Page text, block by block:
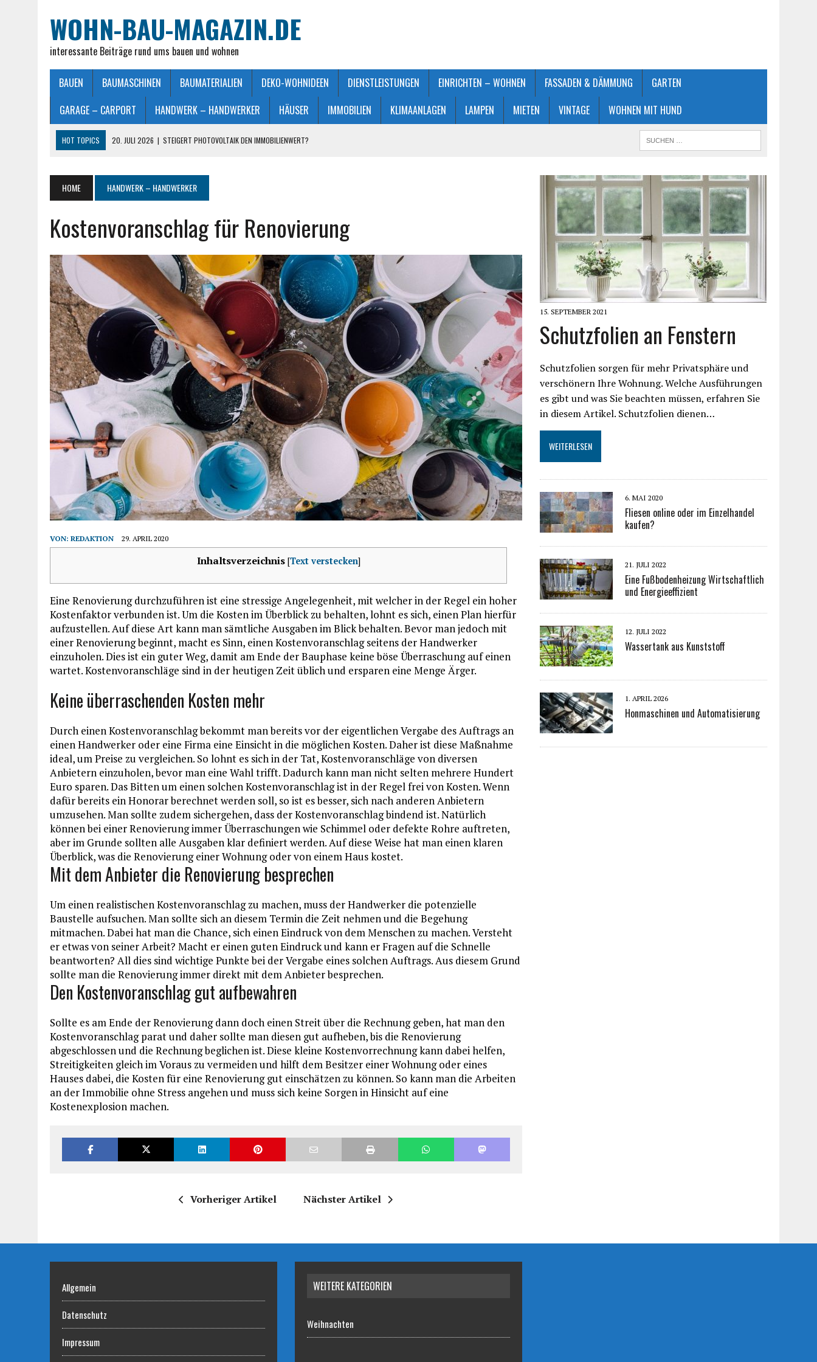
WOHN-BAU-MAGAZIN.DE
interessante Beiträge rund ums bauen und wohnen
BAUEN BAUMASCHINEN BAUMATERIALIEN DEKO-WOHNIDEEN DIENSTLEISTUNGEN EINRICHTEN – WOHNEN FASSADEN & DÄMMUNG
GARTEN
GARAGE – CARPORT
HANDWERK – HANDWERKER HÄUSER IMMOBILIEN KLIMAANLAGEN LAMPEN MIETEN VINTAGE WOHNEN MIT HUND
HOT TOPICS 20. JULI 2026 | STEIGERT PHOTOVOLTAIK DEN IMMOBILIENWERT?
25. JUNI 2026 | FRANZÖSISCHES DOPPELBETT: MASSE, VORTEILE UND KAUFBERATUNG
23. JULI 2026
SO EINFACH GELINGT – DIE PERFEKTE TERRASSENGESTALTUNG
HOME HANDWERK – HANDWERKER
Kostenvoranschlag für Renovierung
VON: REDAKTION 29. APRIL 2020
Inhaltsverzeichnis [Text verstecken]
Eine Renovierung durchzuführen ist eine stressige Angelegenheit, mit welcher in der Regel ein hoher
Kostenfaktor verbunden ist. Um die Kosten im Überblick zu behalten, lohnt es sich, einen Plan hierfür
aufzustellen. Auf diese Art kann man sämtliche Ausgaben im Blick behalten. Bevor man jedoch mit
einer Renovierung beginnt, macht es Sinn, einen Kostenvoranschlag seitens der Handwerker
einzuholen. Dies ist ein guter Weg, damit am Ende der Bauphase keine böse Überraschung auf einen
wartet. Kostenvoranschläge sind in der heutigen Zeit üblich und ersparen eine Menge Ärger.
Keine überraschenden Kosten mehr
Durch einen Kostenvoranschlag bekommt man bereits vor der eigentlichen Vergabe des Auftrags an
einen Handwerker oder eine Firma eine Einsicht in die möglichen Kosten. Daher ist diese Maßnahme
ideal, um Preise zu vergleichen. So lohnt es sich in der Tat, Kostenvoranschläge von diversen
Anbietern einzuholen, bevor man eine Wahl trifft. Dadurch kann man nicht selten mehrere Hundert
Euro sparen. Das Bitten um einen solchen Kostenvoranschlag ist in der Regel frei von Kosten. Wenn
dafür bereits ein Honorar berechnet werden soll, so ist es besser, sich nach anderen Anbietern
umzusehen. Man sollte zudem sichergehen, dass der Kostenvoranschlag bindend ist. Natürlich
können bei einer Renovierung immer Überraschungen wie Schimmel oder defekte Rohre auftreten,
aber im Grunde sollten alle Ausgaben klar definiert werden. Auf diese Weise hat man einen klaren
Überblick, was die Renovierung einer Wohnung oder von einem Haus kostet.
Mit dem Anbieter die Renovierung besprechen
Um einen realistischen Kostenvoranschlag zu machen, muss der Handwerker die potenzielle
Baustelle aufsuchen. Man sollte sich an diesem Termin die Zeit nehmen und die Begehung
mitmachen. Dabei hat man die Chance, sich einen Eindruck von dem Menschen zu machen. Versteht
er etwas von seiner Arbeit? Macht er einen guten Eindruck und kann er Fragen auf die Schnelle
beantworten? All dies sind wichtige Punkte bei der Vergabe eines solchen Auftrags. Aus diesem Grund
sollte man die Renovierung immer direkt mit dem Anbieter besprechen.
Den Kostenvoranschlag gut aufbewahren
Sollte es am Ende der Renovierung dann doch einen Streit über die Rechnung geben, hat man den
Kostenvoranschlag parat und daher sollte man diesen gut aufheben, bis die Renovierung
abgeschlossen und die Rechnung beglichen ist. Diese kleine Kostenvorrechnung kann dabei helfen,
Streitigkeiten gleich im Voraus zu vermeiden und hilft dem Besitzer einer Wohnung oder eines
Hauses dabei, die Kosten für eine Renovierung gut einschätzen zu können. So kann man die Arbeiten
an der Immobilie ohne Stress angehen und muss sich keine Sorgen in Hinsicht auf eine
Kostenexplosion machen.
Vorheriger Artikel Nächster Artikel
15. SEPTEMBER 2021
Schutzfolien an Fenstern
Schutzfolien sorgen für mehr Privatsphäre und
verschönern Ihre Wohnung. Welche Ausführungen
es gibt und was Sie beachten müssen, erfahren Sie
in diesem Artikel. Schutzfolien dienen…
WEITERLESEN
6. MAI 2020
Fliesen online oder im Einzelhandel
kaufen?
21. JULI 2022
Eine Fußbodenheizung Wirtschaftlich
und Energieeffizient
12. JULI 2022
Wassertank aus Kunststoff
1. APRIL 2026
Honmaschinen und Automatisierung
Allgemein
Datenschutz
Impressum
WEITERE KATEGORIEN
Weihnachten